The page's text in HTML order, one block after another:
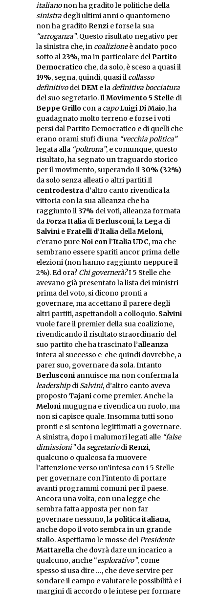
italianonon ha gradito le politiche della
sinistra degli ultimi anni o quantomeno
non ha gradito Renzi e forse la sua
“arroganza”. Questo risultato negativo per
la sinistra che, in coalizioneè andato poco
sotto al23%, ma in particolare delPartito
Democratico che, da solo, è sceso a quasi il
19%, segna, quindi, quasi il collasso
definitivodeiDEMe la definitiva bocciatura
del suo segretario. IlMovimento 5 Stelle di
Beppe Grillo con a capo Luigi Di Maio, ha
guadagnato molto terreno e forse i voti
persi dal Partito Democratico e di quelli che
erano orami stufi di una “vecchia politica”
legata alla “poltrona”, e comunque, questo
risultato, ha segnato un traguardo storico
per il movimento, superando il 30% (32%)
da solo senza alleati o altri partiti.Il
centrodestra d’altro canto rivendica la
vittoria con la sua alleanza che ha
raggiunto il 37% dei voti, alleanza formata
daForza Italia diBerlusconi, la Lega di
Salvini eFratelli d’Italia dellaMeloni,
c’erano pureNoi con l’Italia UDC, ma che
sembrano essere spariti ancor prima delle
elezioni (non hanno raggiunto neppure il
2%). Ed ora? Chi governerà?I 5 Stelle che
avevano già presentato la lista dei ministri
prima del voto, si dicono pronti a
governare, ma accettano il parere degli
altri partiti, aspettandoli a colloquio. Salvini
vuole fare il premier della sua coalizione,
rivendicando il risultato straordinario del
suo partito che ha trascinato l’alleanza
intera al successo e che quindi dovrebbe, a
parer suo, governare da sola. Intanto
Berlusconi annuisce ma non conferma la
leadershipdi Salvini, d’altro canto aveva
proposto Tajani come premier. Anche la
Meloni mugugna e rivendica un ruolo, ma
non si capisce quale. Insomma tutti sono
pronti e si sentono legittimati a governare.
A sinistra, dopo i malumori legati alle “false
dimissioni”dasegretariodi Renzi,
qualcuno o qualcosa fa muovere
l’attenzione verso un’intesa con i 5 Stelle
per governare con l’intento di portare
avanti programmi comuni per il paese.
Ancora una volta, con una legge che
sembra fatta apposta per non far
governare nessuno, la politica italiana,
anche dopo il voto sembra in un grande
stallo. Aspettiamo le mosse delPresidente
Mattarella che dovrà dare un incarico a
qualcuno, anche “esplorativo”, come
spesso si usa dire …, che deve servire per
sondare il campo e valutare le possibilità e i
margini di accordo o le intese per formare